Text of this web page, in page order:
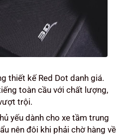
thiết kế Red Dot danh giá.
toàn cầu với chất lượng,
trội.
yếu dành cho xe tầm trung
nên đôi khi phải chờ hàng về